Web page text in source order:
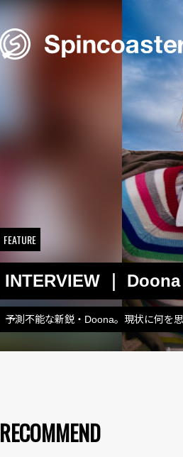
FEATURE
INTERVIEW ｜ Doona
予測不能な新鋭・Doona。現状に何を
RECOMMEND